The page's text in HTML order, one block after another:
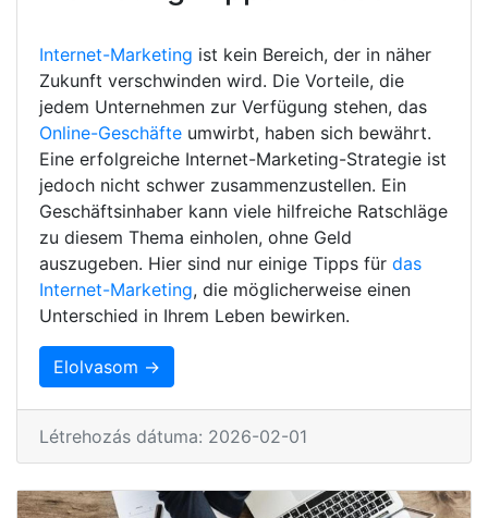
Internet-Marketing ist kein Bereich, der in näher
Zukunft verschwinden wird. Die Vorteile, die
jedem Unternehmen zur Verfügung stehen, das
Online-Geschäfte umwirbt, haben sich bewährt.
Eine erfolgreiche Internet-Marketing-Strategie ist
jedoch nicht schwer zusammenzustellen. Ein
Geschäftsinhaber kann viele hilfreiche Ratschläge
zu diesem Thema einholen, ohne Geld
auszugeben. Hier sind nur einige Tipps für das
Internet-Marketing, die möglicherweise einen
Unterschied in Ihrem Leben bewirken.
Elolvasom →
Létrehozás dátuma: 2026-02-01